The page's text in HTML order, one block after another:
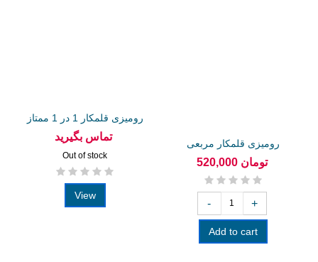
رومیزی قلمکار 1 در 1 ممتاز
تماس بگیرید
Out of stock
View
رومیزی قلمکار مربعی
100در100...
520,000 تومان
- +
Add to cart